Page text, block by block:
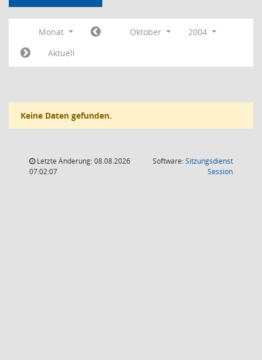
Monat Oktober
2004
Aktuell
Keine Daten gefunden.
Letzte Änderung: 08.08.2026
07:02:07
Software:Sitzungsdienst
Session(Wird in